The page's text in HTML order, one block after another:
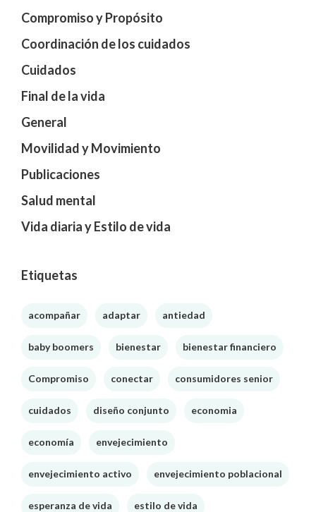
Compromiso y Propósito
Coordinación de los cuidados
Cuidados
Final de la vida
General
Movilidad y Movimiento
Publicaciones
Salud mental
Vida diaria y Estilo de vida
Etiquetas
acompañar adaptar antiedad
baby boomers bienestar bienestar financiero
Compromiso conectar consumidores senior
cuidados diseño conjunto economia
economía envejecimiento
envejecimiento activo envejecimiento poblacional
esperanza de vida estilo de vida